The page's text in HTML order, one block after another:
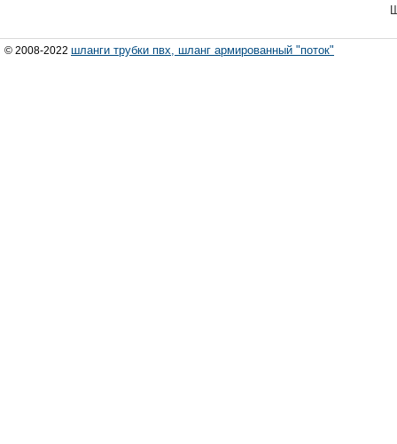
© 2008-2022 шланги трубки пвх, шланг армированный "поток"